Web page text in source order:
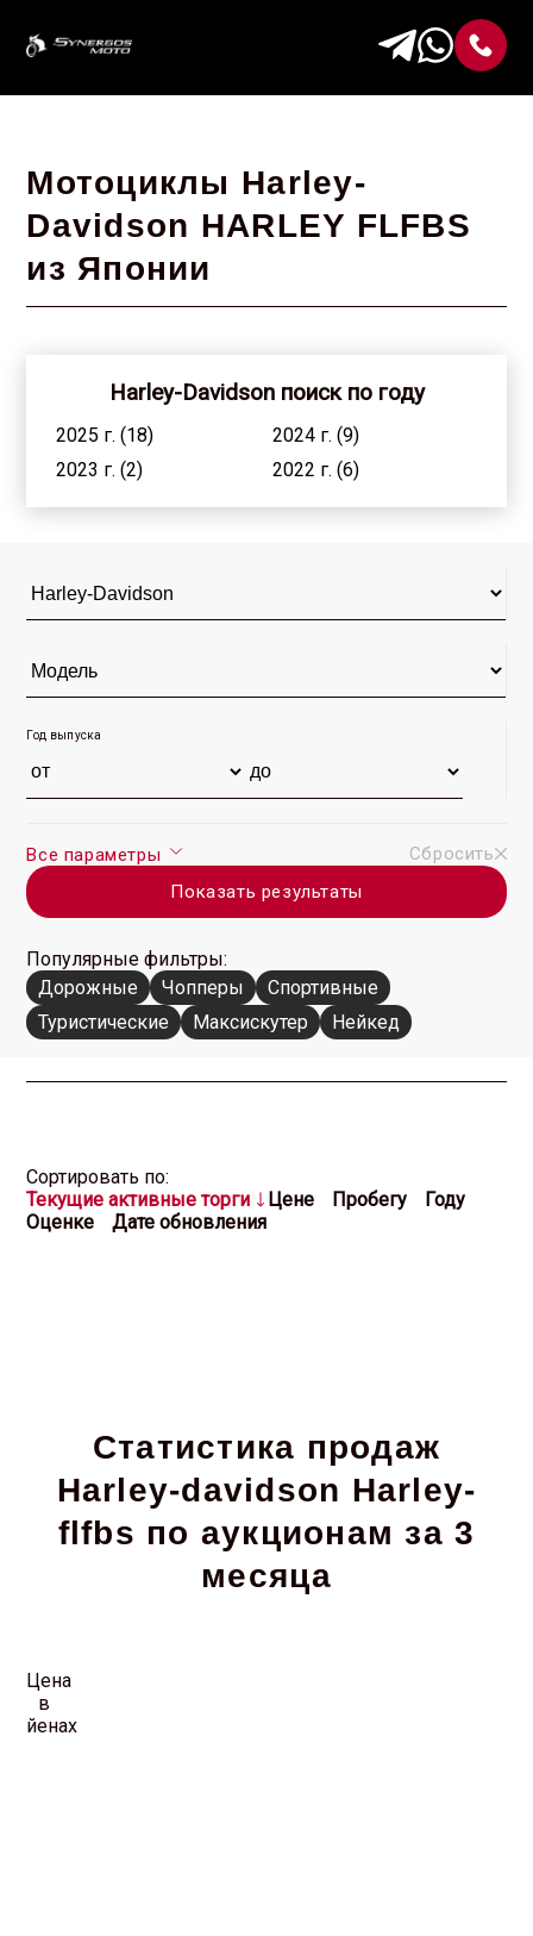
Мотоциклы Harley-
Davidson HARLEY FLFBS
из Японии
Harley-Davidson поиск по году
2025 г. (18)
2024 г. (9)
2023 г. (2)
2022 г. (6)
2021 г. (3)
2020 г. (1)
Год выпуска
Все параметры
Сбросить
Показать результаты
Популярные фильтры:
Дорожные
Чопперы
Спортивные
Туристические
Максискутер Нейкед
Cортировать по:
Текущие активные торги
Цене Пробегу
Году
Оценке
Дате обновления
Статистика продаж
Harley-davidson Harley-
flfbs по аукционам за 3
месяца
Цена
в
йенах